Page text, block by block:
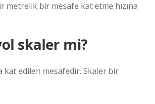
metrelik bir mesafe kat etme hızına
skaler mi?
kat edilen mesafedir. Skaler bir